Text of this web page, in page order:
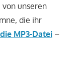
unseren
die ihr
MP3-Datei–